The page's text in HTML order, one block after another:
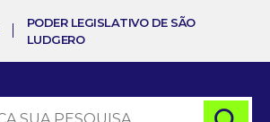
PODER LEGISLATIVO DE SÃO
LUDGERO